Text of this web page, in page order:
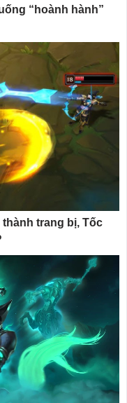
“hoành hành”
trang bị, Tốc